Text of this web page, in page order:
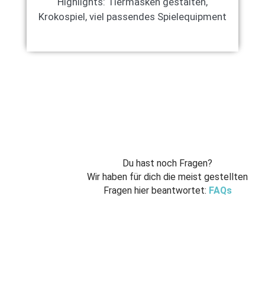
Krokospiel, viel passendes Spielequipment
Du hast noch Fragen?
Wir haben für dich die meist gestellten
Fragen hier beantwortet: FAQs